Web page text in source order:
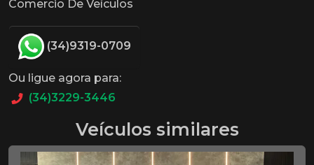
Comercio De Veículos
(34)9319-0709
Ou ligue agora para:
(34)3229-3446
Veículos similares